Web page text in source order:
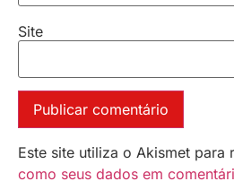
Site
Este site utiliza o Akismet para
como seus dados em